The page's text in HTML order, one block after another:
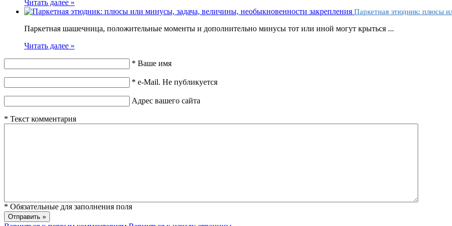
Читать далее »
Паркетная этюдник: плюсы
Паркетная шашечница, положительные моменты и дополнительно минусы тот или иной могут крыться ...
Читать далее »
* Ваше имя
* e-Mail. Не публикуется
Адрес вашего сайта
* Текст комментария
* Обязательные для заполнения поля